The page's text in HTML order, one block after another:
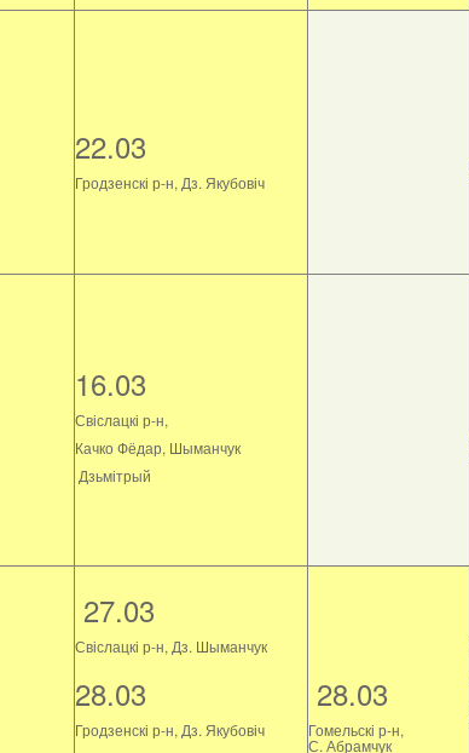
22.03
Гродзенскі р-н, Дз. Якубовіч
16.03
Свіслацкі р-н,
Качко Фёдар, Шыманчук
Дзьмітрый
27.03
Свіслацкі р-н, Дз. Шыманчук
28.03
Гродзенскі р-н, Дз. Якубовіч
28.03
Гомельскі р-н,
С. Абрамчук